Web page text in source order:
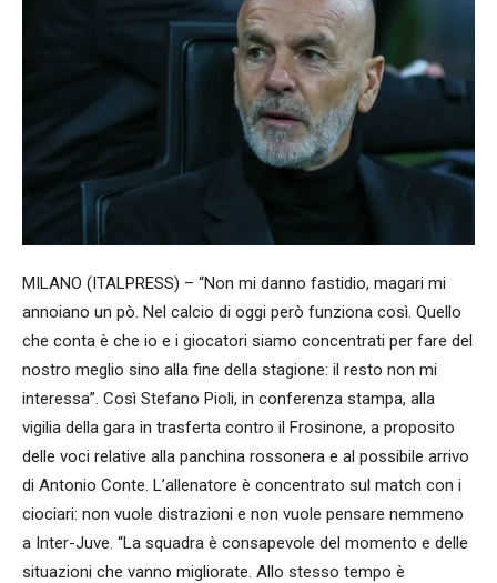
MILANO (ITALPRESS) – “Non mi danno fastidio, magari mi
annoiano un pò. Nel calcio di oggi però funziona così. Quello
che conta è che io e i giocatori siamo concentrati per fare del
nostro meglio sino alla fine della stagione: il resto non mi
interessa”. Così Stefano Pioli, in conferenza stampa, alla
vigilia della gara in trasferta contro il Frosinone, a proposito
delle voci relative alla panchina rossonera e al possibile arrivo
di Antonio Conte. L’allenatore è concentrato sul match con i
ciociari: non vuole distrazioni e non vuole pensare nemmeno
a Inter-Juve. “La squadra è consapevole del momento e delle
situazioni che vanno migliorate. Allo stesso tempo è